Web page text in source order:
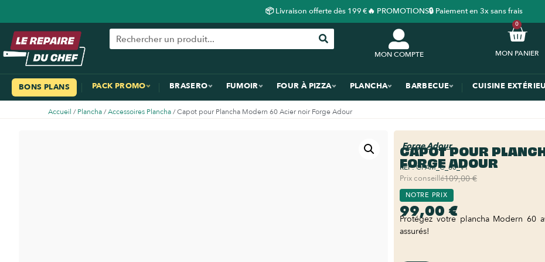
📦 Livraison offerte dès 199 €🔥 PROMOTIONS🔒 Paiement en 3x sans frais
MON COMPTE
0
BONS PLANS PACK PROMO BRASERO FUMOIR FOUR À PIZZA PLANCHA BARBECUE CUISINE
Accueil /Plancha/Accessoires Plancha/ Capot pour Plancha Modern 60 Acier noir Forge Adour
Forge Adour
CAPOT POUR
FORGE ADOUR
REF:CPAM_C_60_V1
Prix conseillé109,00 €
NOTRE PRIX
99,00 €
Protégez votre plancha Modern 60
assurés!